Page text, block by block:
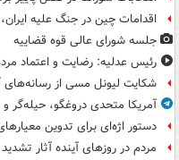
اقدامات چین در جنگ علیه ایران، قیمت نفت
جلسه شورای عالی قوه قضاییه
رئیس عدلیه: رضایت و اعتماد
شکایت لیونل مسی از رسانه‌های
آمریکا متحدی دروغگو، حیله‌گر
دستور اژه‌ای برای تدوین
مردم در روزهای آینده آثار تشدید